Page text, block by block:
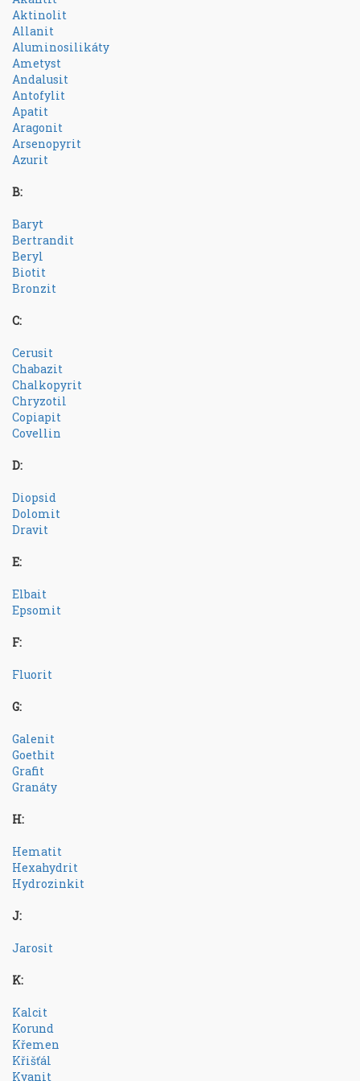
Aktinolit
Allanit
Aluminosilikáty
Ametyst
Andalusit
Antofylit
Apatit
Aragonit
Arsenopyrit
Azurit
B:
Baryt
Bertrandit
Beryl
Biotit
Bronzit
C:
Cerusit
Chabazit
Chalkopyrit
Chryzotil
Copiapit
Covellin
D:
Diopsid
Dolomit
Dravit
E:
Elbait
Epsomit
F:
Fluorit
G:
Galenit
Goethit
Grafit
Granáty
H:
Hematit
Hexahydrit
Hydrozinkit
J:
Jarosit
K:
Kalcit
Korund
Křemen
Křišťál
Kyanit